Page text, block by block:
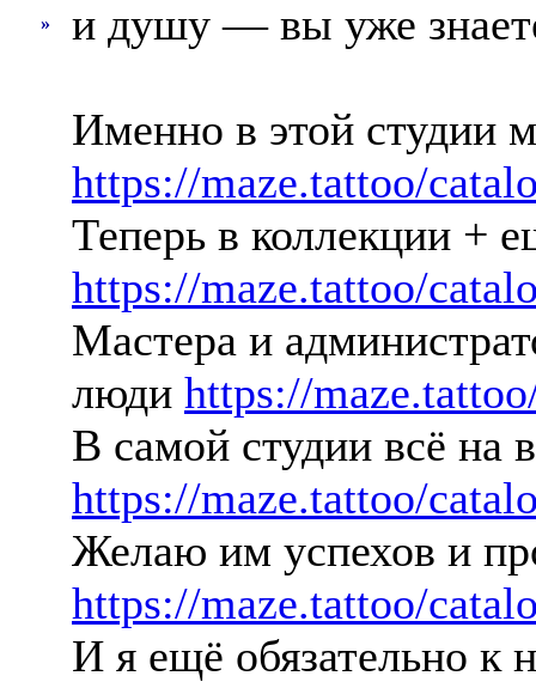
»
и душу — вы уже
Именно в этой студии
https://maze.tattoo/
Теперь в коллекции +
https://maze.tattoo/
Мастера и
люди https://
В самой студии всё на
https://maze.tattoo/
Желаю им успехов и
https://maze.tattoo/
И я ещё обязательно к